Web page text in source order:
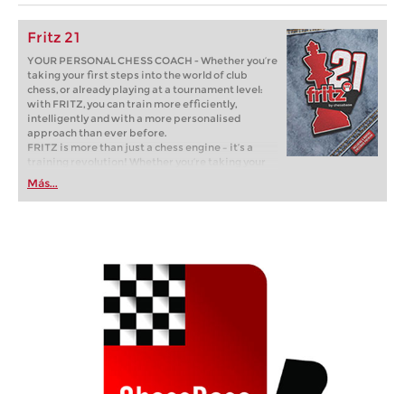
Fritz 21
YOUR PERSONAL CHESS COACH - Whether you’re
taking your first steps into the world of club
chess, or already playing at a tournament level:
with FRITZ, you can train more efficiently,
intelligently and with a more personalised
approach than ever before.
FRITZ is more than just a chess engine – it’s a
training revolution! Whether you’re taking your
first steps into the world of club chess, or already
playing at a tournament level: with FRITZ, you can
train more efficiently, intelligently and with a
Más...